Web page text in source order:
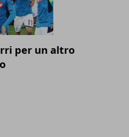
per un altro